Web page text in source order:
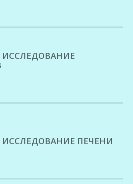
ИССЛЕДОВАНИЕ
ИССЛЕДОВАНИЕ ПЕЧЕНИ